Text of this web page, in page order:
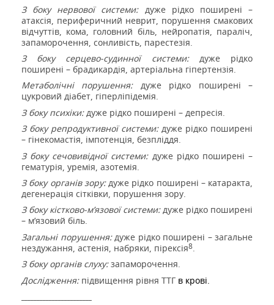
З боку нервової системи: дуже рідко поширені –
атаксія, периферичний неврит, порушення смакових
відчуттів, кома, головний біль, нейропатія, параліч,
запаморочення, сонливість, парестезія.
З боку серцево-судинної системи: дуже рідко
поширені – брадикардія, артеріальна гіпертензія.
Метаболічні порушення: дуже рідко поширені –
цукровий діабет, гіперліпідемія.
З боку психіки:дуже рідко поширені – депресія.
З боку репродуктивної системи: дуже рідко поширені
– гінекомастія, імпотенція, безпліддя.
З боку сечовивідної системи: дуже рідко поширені –
гематурія, уремія, азотемія.
З боку органівзору:дуже рідко поширені –катаракта,
дегенерація сітківки, порушення зору.
З боку кістково-м’язової системи:дуже рідко поширені
– м’язовий біль.
Загальні порушення:дуже рідко поширені – загальне
нездужання, астенія, набряки, пірексія8.
З боку органів слуху:запаморочення.
Дослідження: підвищення рівня ТТГ в крові.